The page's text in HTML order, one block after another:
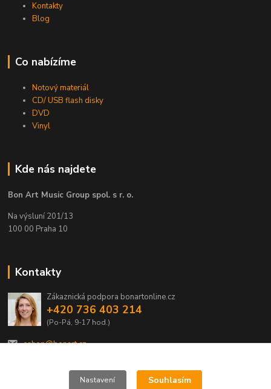
Kontakty
Blog
Co nabízíme
Notový materiál
CD/ USB flash disky
DVD
Vinyl
Kde nás najdete
Bon Art Music Group spol. s r. o.
Na výsluní 201/13
100 00 Praha 10
Kontakty
Zákaznická podpora bonartonline.cz
+420 736 403 214
(Po-Pá, 9-17 hod.)
eshop@bonart.cz
Nastavení Souhlasím